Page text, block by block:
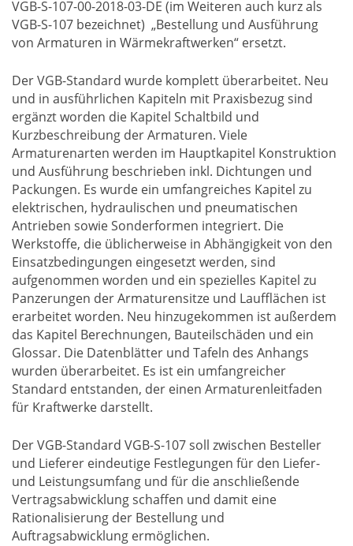
VGB-S-107-00-2018-03-DE (im Weiteren auch kurz als
VGB-S-107 bezeichnet) „Bestellung und Ausführung
von Armaturen in Wärmekraftwerken“ ersetzt.
Der VGB-Standard wurde komplett überarbeitet. Neu
und in ausführlichen Kapiteln mit Praxisbezug sind
ergänzt worden die Kapitel Schaltbild und
Kurzbeschreibung der Armaturen. Viele
Armaturenarten werden im Hauptkapitel Konstruktion
und Ausführung beschrieben inkl. Dichtungen und
Packungen. Es wurde ein umfangreiches Kapitel zu
elektrischen, hydraulischen und pneumatischen
Antrieben sowie Sonderformen integriert. Die
Werkstoffe, die üblicherweise in Abhängigkeit von den
Einsatzbedingungen eingesetzt werden, sind
aufgenommen worden und ein spezielles Kapitel zu
Panzerungen der Armaturensitze und Laufflächen ist
erarbeitet worden. Neu hinzugekommen ist außerdem
das Kapitel Berechnungen, Bauteilschäden und ein
Glossar. Die Datenblätter und Tafeln des Anhangs
wurden überarbeitet. Es ist ein umfangreicher
Standard entstanden, der einen Armaturenleitfaden
für Kraftwerke darstellt.
Der VGB-Standard VGB-S-107 soll zwischen Besteller
und Lieferer eindeutige Festlegungen für den Liefer-
und Leistungsumfang und für die anschließende
Vertragsabwicklung schaffen und damit eine
Rationalisierung der Bestellung und
Auftragsabwicklung ermöglichen.